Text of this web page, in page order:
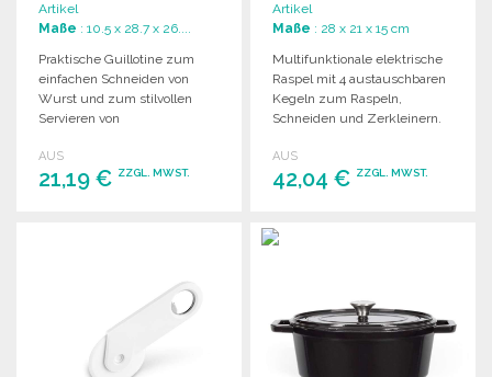
Artikel
Maße : 10.5 x 28.7 x 26....
Praktische Guillotine zum
einfachen Schneiden von
Wurst und zum stilvollen
Servieren von
Schieferbrett.
AUS
21,19 € ZZGL. MWST.
Artikel
Maße : 28 x 21 x 15 cm
Multifunktionale elektrische
Raspel mit 4 austauschbaren
Kegeln zum Raspeln,
Schneiden und Zerkleinern.
spülmaschinengeeignet.
AUS
42,04 € ZZGL. MWST.